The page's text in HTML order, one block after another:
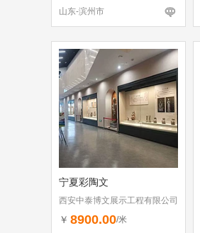
山东-滨州市
宁夏彩陶文
西安中泰博文展示工程有限公司
￥ 8900.00/米